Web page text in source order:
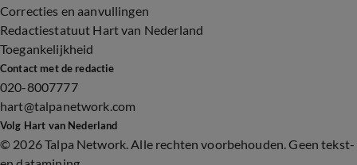
Correcties en aanvullingen
Redactiestatuut Hart van Nederland
Toegankelijkheid
Contact met de redactie
020-8007777
hart@talpanetwork.com
Volg Hart van Nederland
© 2026 Talpa Network. Alle rechten voorbehouden. Geen tekst-